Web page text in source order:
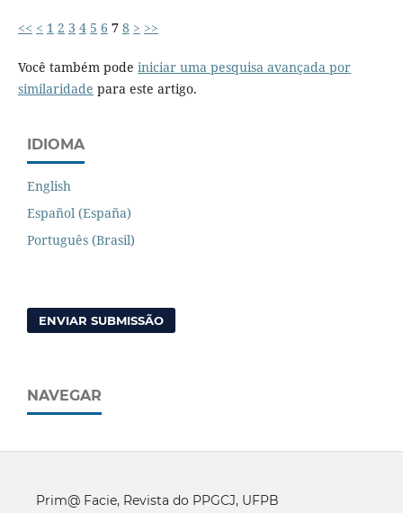
<< < 1 2 3 4 5 6 7 8 > >>
Você também pode iniciar uma pesquisa avançada por
similaridade para este artigo.
IDIOMA
English
Español (España)
Português (Brasil)
ENVIAR SUBMISSÃO
NAVEGAR
Prim@ Facie, Revista do PPGCJ, UFPB